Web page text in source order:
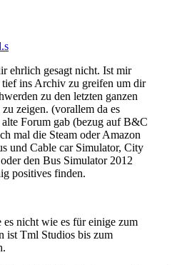
ehrlich gesagt nicht. Ist mir
ins Archiv zu greifen um dir
zu den letzten ganzen
zeigen. (vorallem da es
alte Forum gab (bezug auf B&C
mal die Steam oder Amazon
und Cable car Simulator, City
den Bus Simulator 2012
positives finden.
es nicht wie es für einige zum
ist Tml Studios bis zum